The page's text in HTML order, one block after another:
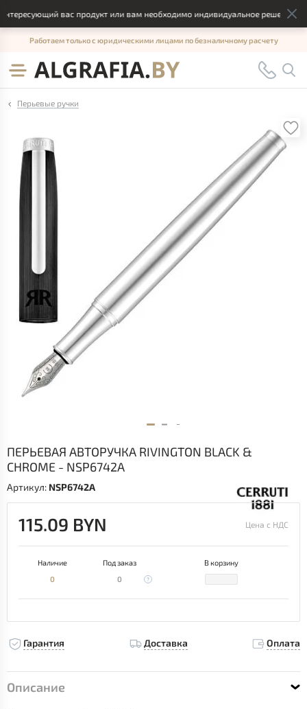
вас продукт или вам необходимо индивидуальное решение,
Работаем только с юридическими лицами по безналичному расчету
Перьевые ручки
ПЕРЬЕВАЯ АВТОРУЧКА RIVINGTON BLACK &
CHROME - NSP6742A
Артикул: NSP6742A
115.09 BYN Цена с НДС
Наличие Под заказ
В корзину
0
0
Гарантия Доставка Оплата
Описание